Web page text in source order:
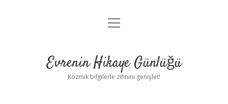
Anasayfa
Yasal Uyarı
menüyü
Evrenin Hikaye Günlüğü
Kozmik bilgilerle zihnini genişlet!